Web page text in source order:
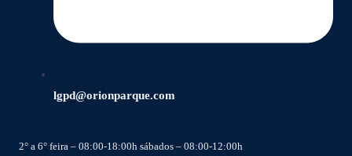
lgpd@orionparque.com
2° a 6° feira – 08:00-18:00h sábados – 08:00-12:00h